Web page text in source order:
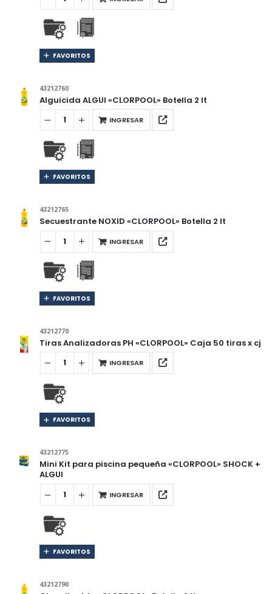
FAVORITOS
43212760
Alguicida ALGUI «CLORPOOL» Botella 2 lt
INGRESAR
FAVORITOS
43212765
Secuestrante NOXID «CLORPOOL» Botella 2 lt
INGRESAR
FAVORITOS
43212770
Tiras Analizadoras PH «CLORPOOL» Caja 50 tiras x cj
INGRESAR
FAVORITOS
43212775
Mini Kit para piscina pequeña «CLORPOOL» SHOCK +
ALGUI
INGRESAR
FAVORITOS
43212790